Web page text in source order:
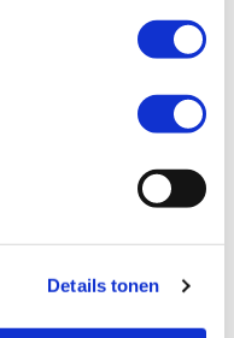
Details tonen
MotoPort Wormerveer